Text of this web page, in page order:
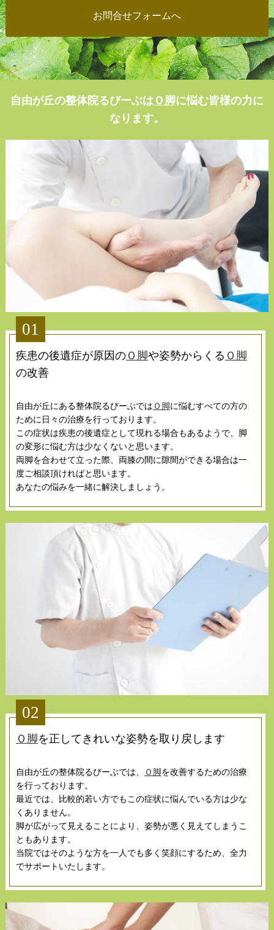
お問合せフォームへ
自由が丘の整体院るびーぶは Ｏ脚に悩む皆様の力に
なります。
01
疾患の後遺症が原因のＯ脚や姿勢からくる Ｏ脚
の改善
自由が丘にある整体院るびーぶでは Ｏ脚に悩むすべての方の
ために日々の治療を行っております。
この症状は疾患の後遺症として現れる場合もあるようで、脚
の変形に悩む方は少なくないと思います。
両脚を合わせて立った際、両膝の間に隙間ができる場合は一
度ご相談頂ければと思います。
あなたの悩みを一緒に解決しましょう。
02
Ｏ脚を正してきれいな姿勢を取り戻します
自由が丘の整体院るびーぶでは、 Ｏ脚を改善するための治療
を行っております。
最近では、比較的若い方でもこの症状に悩んでいる方は少な
くありません。
脚が広がって見えることにより、姿勢が悪く見えてしまうこ
ともあります。
当院ではそのような方を一人でも多く笑顔にするため、全力
でサポートいたします。